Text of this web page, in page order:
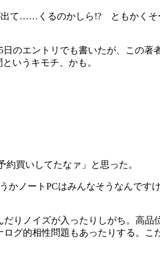
て……くるのかしら!? ともかくそ
のエントリでも書いたが、この著
いうキモチ、かも。
買いしてたなァ」と思った。
ノートPCはみんなそうなんです
りノイズが入ったりしがち。高品
グ的相性問題もあったりする。こ